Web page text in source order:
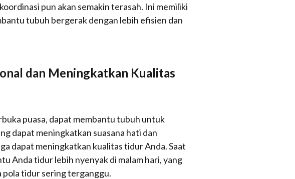
pun akan semakin terasah. Ini memiliki
tubuh bergerak dengan lebih efisien dan
dan Meningkatkan Kualitas
puasa, dapat membantu tubuh untuk
dapat meningkatkan suasana hati dan
dapat meningkatkan kualitas tidur Anda. Saat
Anda tidur lebih nyenyak di malam hari, yang
pola tidur sering terganggu.